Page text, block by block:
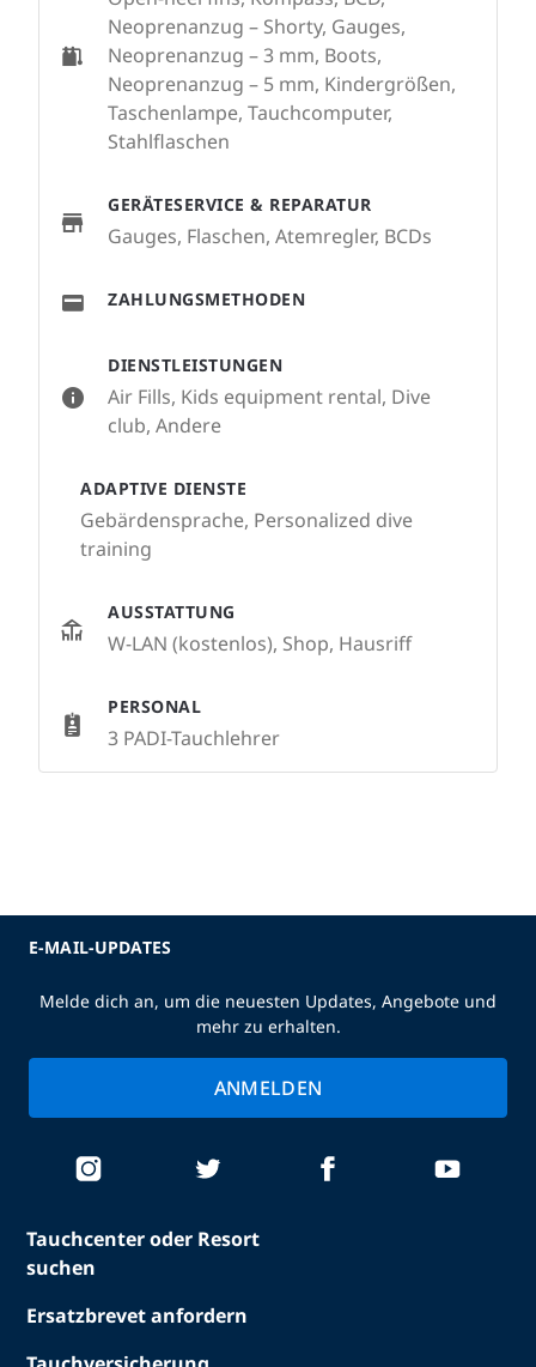
DIENSTLEISTUNGEN
Air Fills, Kids equipment rental, Dive
club, Andere
ADAPTIVE DIENSTE
Gebärdensprache, Personalized dive
training
AUSSTATTUNG
W-LAN (kostenlos), Shop, Hausriff
PERSONAL
3 PADI-Tauchlehrer
Neoprenanzug – Shorty, Gauges,
Neoprenanzug – 3 mm, Boots,
Neoprenanzug – 5 mm, Kindergrößen,
Taschenlampe, Tauchcomputer,
Stahlflaschen
GERÄTESERVICE & REPARATUR
Gauges, Flaschen, Atemregler, BCDs
ZAHLUNGSMETHODEN
Tauchcenter oder Resort
suchen
Ersatzbrevet anfordern
E-MAIL-UPDATES
Melde dich an, um die neuesten Updates, Angebote und
mehr zu erhalten.
ANMELDEN